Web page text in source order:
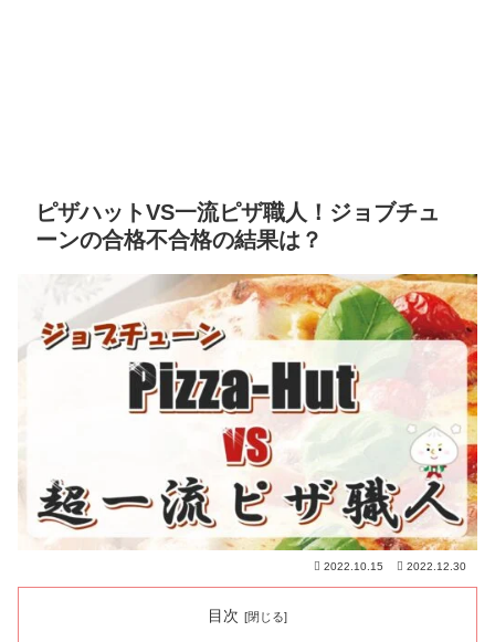
ピザハットVS一流ピザ職人！ジョブチュ
ーンの合格不合格の結果は？
2022.10.15 2022.12.30
目次